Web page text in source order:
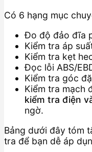
Có 6 hạng mục
Đo độ đảo đĩa
Kiểm tra áp
Kiểm tra kẹt
Đọc lỗi ABS/
Kiểm tra góc
Kiểm tra mạch
kiểm tra điện
ngờ.
Bảng dưới đây tóm
tra để bạn dễ áp